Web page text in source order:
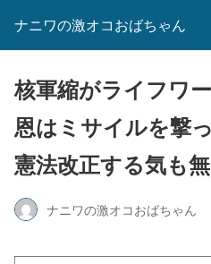
ナニワの激オコおばちゃん
核軍縮がライフワ
恩はミサイルを撃
憲法改正する気も
ナニワの激オコおばちゃん